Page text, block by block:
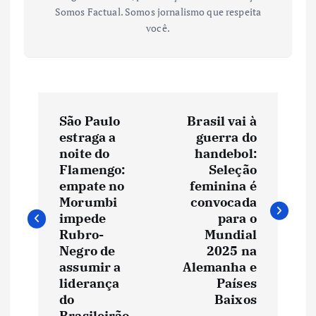
Somos Factual. Somos jornalismo que respeita
você.
e
São Paulo
estraga a
noite do
Flamengo:
empate no
Morumbi
impede
Rubro-
Negro de
assumir a
liderança
do
Brasil vai à
guerra do
handebol:
Seleção
feminina é
convocada
para o
Mundial
2025 na
Alemanha e
Países
Baixos